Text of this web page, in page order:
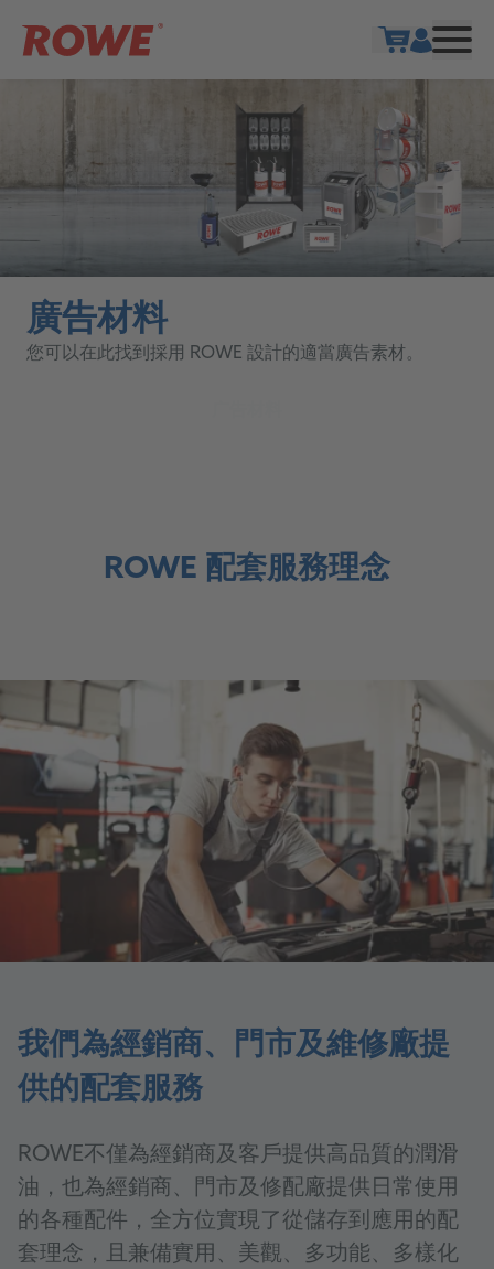
廣告材料
您可以在此找到採用 ROWE 設計的適當廣告素材。
ROWE 配套服務理念
我們為經銷商、門市及維修廠提
供的配套服務
ROWE不僅為經銷商及客戶提供高品質的潤滑
油，也為經銷商、門市及修配廠提供日常使用
的各種配件，全方位實現了從儲存到應用的配
套理念，且兼備實用、美觀、多功能、多樣化